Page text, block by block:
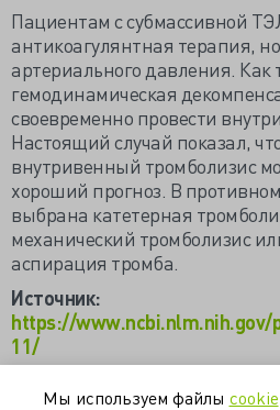
Пациентам с субмассивной
антикоагулянтная терапия,
артериального давления. Как
гемодинамическая
своевременно провести
Настоящий случай показал,
внутривенный тромболизис
хороший прогноз. В
выбрана катетерная
механический тромболизис
аспирация тромба.
Источник:
https://www.ncbi.nlm.nih.gov/
11/
Мы используем файлы cookie